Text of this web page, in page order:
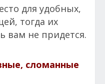
для удобных,
тогда их
вам не придется.
сломанные